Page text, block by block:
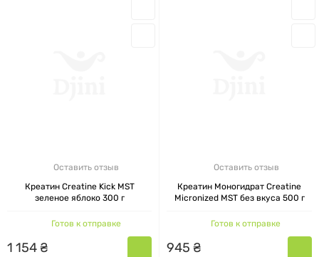
Оставить отзыв
Креатин Creatine Kick MST
зеленое яблоко 300 г
Готов к отправке
1 154₴
Оставить отзыв
Креатин Моногидрат Creatine
Micronized MST без вкуса 500 г
Готов к отправке
945 ₴